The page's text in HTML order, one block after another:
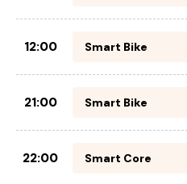
12:00 Smart Bike
21:00 Smart Bike
22:00 Smart Core